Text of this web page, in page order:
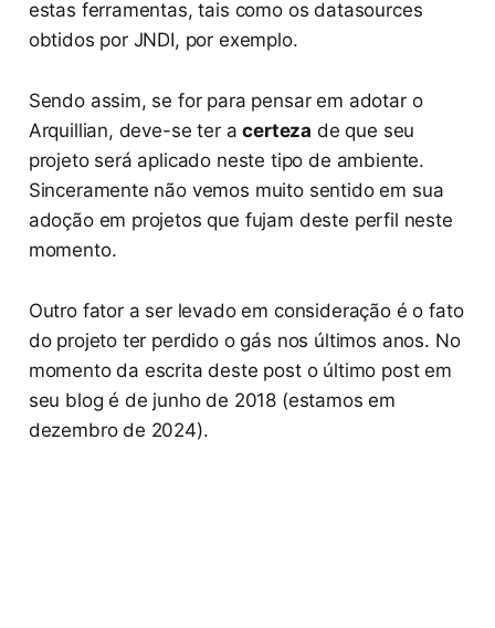
estas ferramentas, tais como os datasources
obtidos por JNDI, por exemplo.
Sendo assim, se for para pensar em adotar o
Arquillian, deve-se ter acerteza de que seu
projeto será aplicado neste tipo de ambiente.
Sinceramente não vemos muito sentido em sua
adoção em projetos que fujam deste perfil neste
momento.
Outro fator a ser levado em consideração é o fato
do projeto ter perdido o gás nos últimos anos. No
momento da escrita deste post o último post em
seu blog é de junho de 2018 (estamos em
dezembro de 2024).